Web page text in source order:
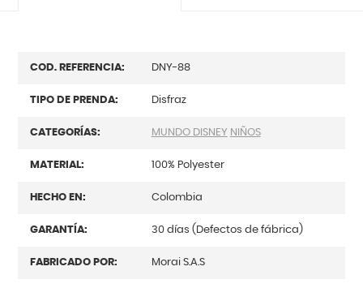
COD. REFERENCIA: DNY-88
TIPO DE PRENDA: Disfraz
CATEGORÍAS: MUNDO DISNEY NIÑOS
MATERIAL: 100% Polyester
HECHO EN: Colombia
GARANTÍA: 30 días (Defectos de fábrica)
FABRICADO POR: Morai S.A.S